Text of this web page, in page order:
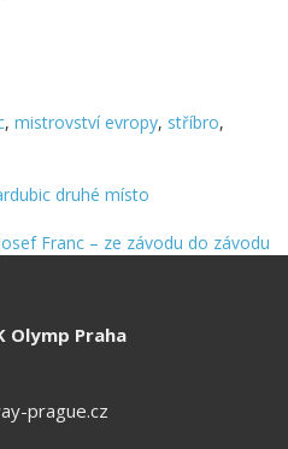
, mistrovství evropy, stříbro,
druhé místo
Franc – ze závodu do závodu
Olymp Praha
prague.cz